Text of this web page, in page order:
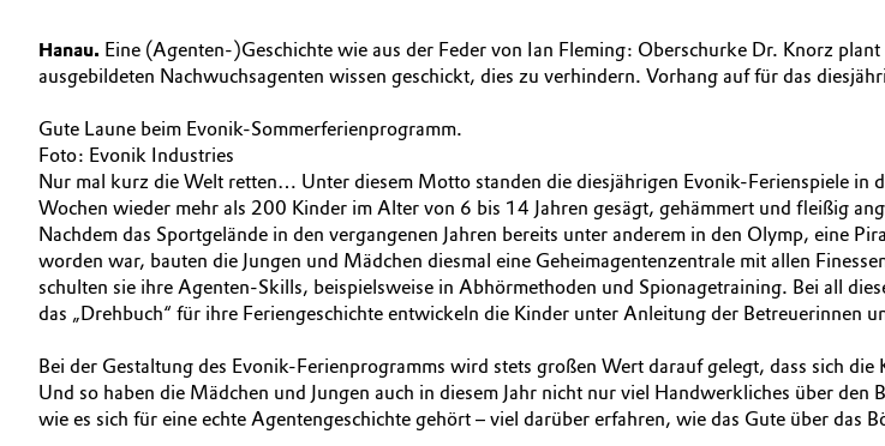
Battery
Building, Construction & Infrastructure
Catalysts
Chemical Industry
Circular Economy
Coatings, Paints & Printing
Composites
Struktur & Organisation
Vorstand
Aufsichtsrat
Struktur
Business Lines
Weltweite Standorte
Einkauf
Hanau. Eine (Agenten-)Geschichte wie aus der Feder von Ian Fleming: Oberschurke Dr. Knorz
ausgebildeten Nachwuchsagenten wissen geschickt, dies zu verhindern. Vorhang auf für das
Gute Laune beim Evonik-Sommerferienprogramm.
Foto: Evonik Industries
Nur mal kurz die Welt retten… Unter diesem Motto standen die diesjährigen Evonik-Ferienspiele in
Wochen wieder mehr als 200 Kinder im Alter von 6 bis 14 Jahren gesägt, gehämmert und fleißig
Nachdem das Sportgelände in den vergangenen Jahren bereits unter anderem in den Olymp, eine
worden war, bauten die Jungen und Mädchen diesmal eine Geheimagentenzentrale mit allen
schulten sie ihre Agenten-Skills, beispielsweise in Abhörmethoden und Spionagetraining. Bei all
das „Drehbuch“ für ihre Feriengeschichte entwickeln die Kinder unter Anleitung der Betreuerinnen
Bei der Gestaltung des Evonik-Ferienprogramms wird stets großen Wert darauf gelegt, dass sich
Und so haben die Mädchen und Jungen auch in diesem Jahr nicht nur viel Handwerkliches über
wie es sich für eine echte Agentengeschichte gehört – viel darüber erfahren, wie das Gute über das